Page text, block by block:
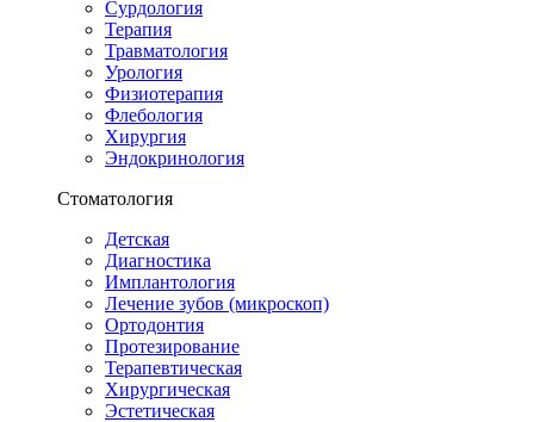
Сурдология
Терапия
Травматология
Урология
Физиотерапия
Флебология
Хирургия
Эндокринология
Стоматология
Детская
Диагностика
Имплантология
Лечение зубов (микроскоп)
Ортодонтия
Протезирование
Терапевтическая
Хирургическая
Эстетическая